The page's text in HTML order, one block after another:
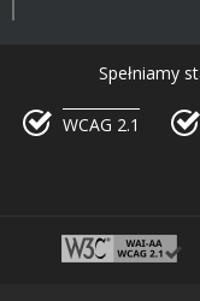
Spełniamy
WCAG 2.1